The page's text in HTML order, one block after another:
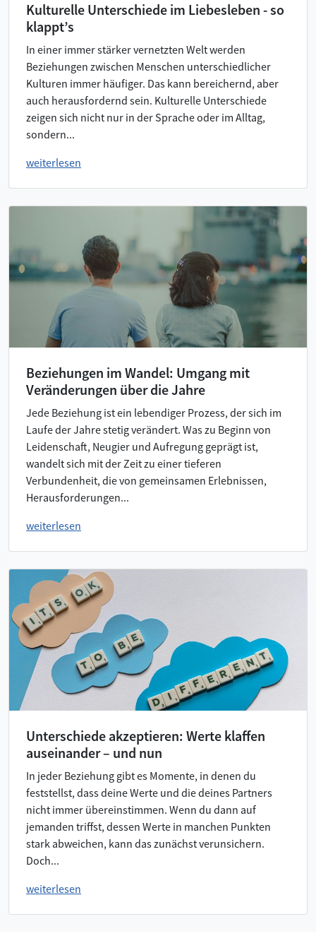
Kulturelle Unterschiede im Liebesleben - so
klappt’s
In einer immer stärker vernetzten Welt werden
Beziehungen zwischen Menschen unterschiedlicher
Kulturen immer häufiger. Das kann bereichernd, aber
auch herausfordernd sein. Kulturelle Unterschiede
zeigen sich nicht nur in der Sprache oder im Alltag,
sondern...
weiterlesen
Beziehungen im Wandel: Umgang mit
Veränderungen über die Jahre
Jede Beziehung ist ein lebendiger Prozess, der sich im
Laufe der Jahre stetig verändert. Was zu Beginn von
Leidenschaft, Neugier und Aufregung geprägt ist,
wandelt sich mit der Zeit zu einer tieferen
Verbundenheit, die von gemeinsamen Erlebnissen,
Herausforderungen...
weiterlesen
Unterschiede akzeptieren: Werte klaffen
auseinander – und nun
In jeder Beziehung gibt es Momente, in denen du
feststellst, dass deine Werte und die deines Partners
nicht immer übereinstimmen. Wenn du dann auf
jemanden triffst, dessen Werte in manchen Punkten
stark abweichen, kann das zunächst verunsichern.
Doch...
weiterlesen